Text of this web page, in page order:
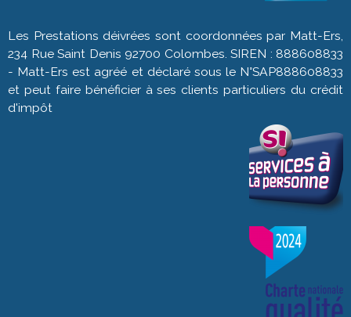
Les Prestations déivrées sont coordonnées par Matt-Ers,
234 Rue Saint Denis 92700 Colombes. SIREN : 888608833
- Matt-Ers est agréé et déclaré sous le N°SAP888608833
et peut faire bénéficier à ses clients particuliers du crédit
d'impôt